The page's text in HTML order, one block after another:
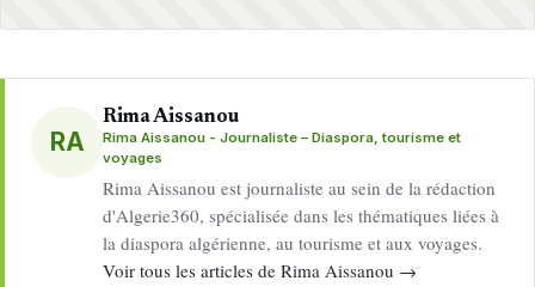
RA
Rima Aissanou
Rima Aissanou - Journaliste – Diaspora, tourisme et
voyages
Rima Aissanou est journaliste au sein de la rédaction
d'Algerie360, spécialisée dans les thématiques liées à
la diaspora algérienne, au tourisme et aux voyages.
Voir tous les articles de Rima Aissanou →